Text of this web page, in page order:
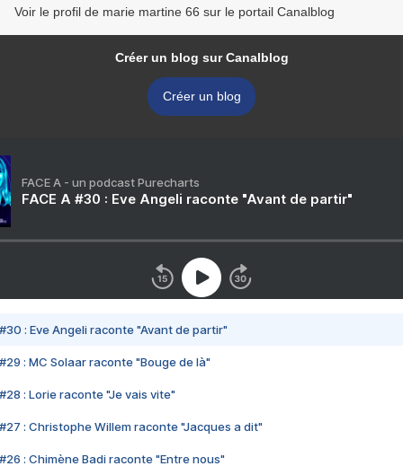
Voir le profil de marie martine 66 sur le portail Canalblog
Créer un blog sur Canalblog
Créer un blog
FACE A - un podcast Purecharts
FACE A #30 : Eve Angeli raconte "Avant de partir"
#30 : Eve Angeli raconte "Avant de partir"
#29 : MC Solaar raconte "Bouge de là"
#28 : Lorie raconte "Je vais vite"
#27 : Christophe Willem raconte "Jacques a dit"
#26 : Chimène Badi raconte "Entre nous"